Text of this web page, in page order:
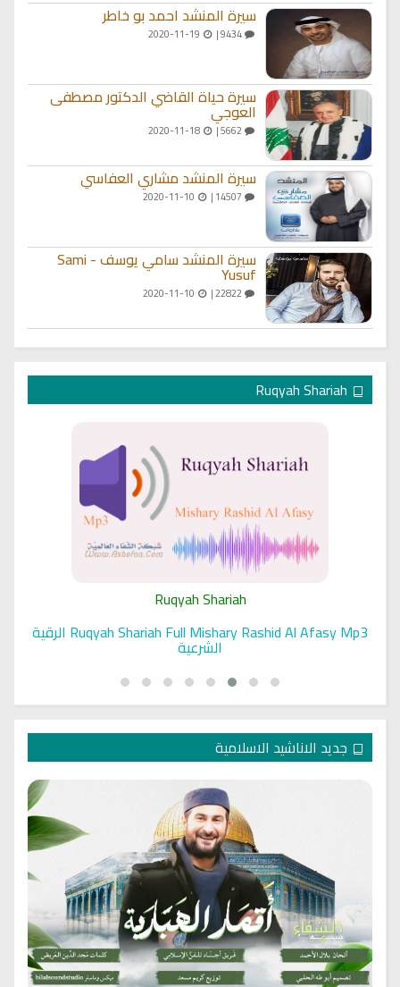
سيرة المنشد احمد بو خاطر
9434 |
سيرة حياة القاضي الدكتور مصطفى
العوجي
2020-11-18
سيرة المنشد مشاري العفاسي
سيرة المنشد سامي يوسف - Sami
Yusuf
Ruqyah Shariah
Sihir Jin Yahudi pada Seorang Wanita
جديد الاناشيد الاسلامية